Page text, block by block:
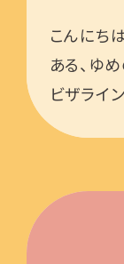
こんにち
ある、ゆ
ビザライ
どのくら